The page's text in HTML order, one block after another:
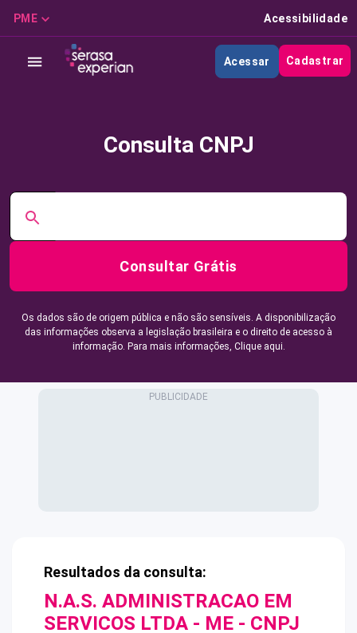
PME Acessibilidade
Acessar Cadastrar
Consulta CNPJ
Consultar Grátis
Os dados são de origem pública e não são sensíveis. A disponibilização
das informações observa a legislação brasileira e o direito de acesso à
informação. Para mais informações, Clique aqui.
Resultados da consulta:
N.A.S. ADMINISTRACAO EM
SERVICOS LTDA - ME - CNPJ